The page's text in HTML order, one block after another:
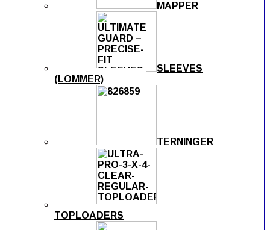
MAPPER
SLEEVES
(LOMMER)
TERNINGER
TOPLOADERS